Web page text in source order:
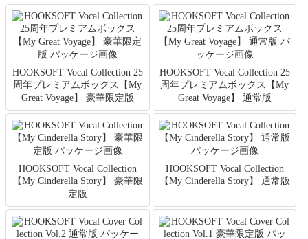
HOOKSOFT Vocal Collection 25
周年プレミアムボックス【My
Great Voyage】 豪華限定版
HOOKSOFT Vocal Collection 25
周年プレミアムボックス【My
Great Voyage】 通常版
HOOKSOFT Vocal Collection
【My Cinderella Story】 豪華限
定版
HOOKSOFT Vocal Collection
【My Cinderella Story】 通常版